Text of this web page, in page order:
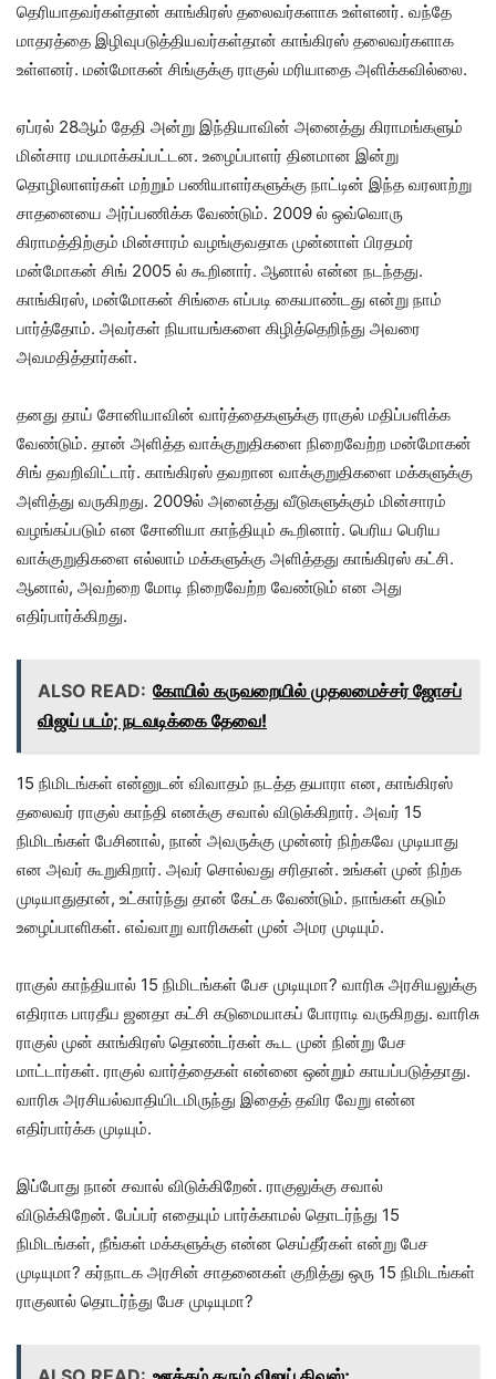
தெரியாதவர்கள்தான் காங்கிரஸ் தலைவர்களாக உள்ளனர். வந்தே
மாதரத்தை இழிவுபடுத்தியவர்கள்தான் காங்கிரஸ் தலைவர்களாக
உள்ளனர். மன்மோகன் சிங்குக்கு ராகுல் மரியாதை அளிக்கவில்லை.
ஏப்ரல் 28ஆம் தேதி அன்று இந்தியாவின் அனைத்து கிராமங்களும்
மின்சார மயமாக்கப்பட்டன. உழைப்பாளர் தினமான இன்று
தொழிலாளர்கள் மற்றும் பணியாளர்களுக்கு நாட்டின் இந்த வரலாற்று
சாதனையை அர்ப்பணிக்க வேண்டும். 2009 ல் ஒவ்வொரு
கிராமத்திற்கும் மின்சாரம் வழங்குவதாக முன்னாள் பிரதமர்
மன்மோகன் சிங் 2005 ல் கூறினார். ஆனால் என்ன நடந்தது.
காங்கிரஸ், மன்மோகன் சிங்கை எப்படி கையாண்டது என்று நாம்
பார்த்தோம். அவர்கள் நியாயங்களை கிழித்தெறிந்து அவரை
அவமதித்தார்கள்.
தனது தாய் சோனியாவின் வார்த்தைகளுக்கு ராகுல் மதிப்பளிக்க
வேண்டும். தான் அளித்த வாக்குறுதிகளை நிறைவேற்ற மன்மோகன்
சிங் தவறிவிட்டார். காங்கிரஸ் தவறான வாக்குறுதிகளை மக்களுக்கு
அளித்து வருகிறது. 2009ல் அனைத்து வீடுகளுக்கும் மின்சாரம்
வழங்கப்படும் என சோனியா காந்தியும் கூறினார். பெரிய பெரிய
வாக்குறுதிகளை எல்லாம் மக்களுக்கு அளித்தது காங்கிரஸ் கட்சி.
ஆனால், அவற்றை மோடி நிறைவேற்ற வேண்டும் என அது
எதிர்பார்க்கிறது.
ALSO READ: கோயில் கருவறையில் முதலமைச்சர் ஜோசப்
விஜய் படம்; நடவடிக்கை தேவை!
15 நிமிடங்கள் என்னுடன் விவாதம் நடத்த தயாரா என, காங்கிரஸ்
தலைவர் ராகுல் காந்தி எனக்கு சவால் விடுக்கிறார். அவர் 15
நிமிடங்கள் பேசினால், நான் அவருக்கு முன்னர் நிற்கவே முடியாது
என அவர் கூறுகிறார். அவர் சொல்வது சரிதான். உங்கள் முன் நிற்க
முடியாதுதான், உட்கார்ந்து தான் கேட்க வேண்டும். நாங்கள் கடும்
உழைப்பாளிகள். எவ்வாறு வாரிசுகள் முன் அமர முடியும்.
ராகுல் காந்தியால் 15 நிமிடங்கள் பேச முடியுமா? வாரிசு அரசியலுக்கு
எதிராக பாரதீய ஜனதா கட்சி கடுமையாகப் போராடி வருகிறது. வாரிசு
ராகுல் முன் காங்கிரஸ் தொண்டர்கள் கூட முன் நின்று பேச
மாட்டார்கள். ராகுல் வார்த்தைகள் என்னை ஒன்றும் காயப்படுத்தாது.
வாரிசு அரசியல்வாதியிடமிருந்து இதைத் தவிர வேறு என்ன
எதிர்பார்க்க முடியும்.
இப்போது நான் சவால் விடுக்கிறேன். ராகுலுக்கு சவால்
விடுக்கிறேன். பேப்பர் எதையும் பார்க்காமல் தொடர்ந்து 15
நிமிடங்கள், நீங்கள் மக்களுக்கு என்ன செய்தீர்கள் என்று பேச
முடியுமா? கர்நாடக அரசின் சாதனைகள் குறித்து ஒரு 15 நிமிடங்கள்
ராகுலால் தொடர்ந்து பேச முடியுமா?